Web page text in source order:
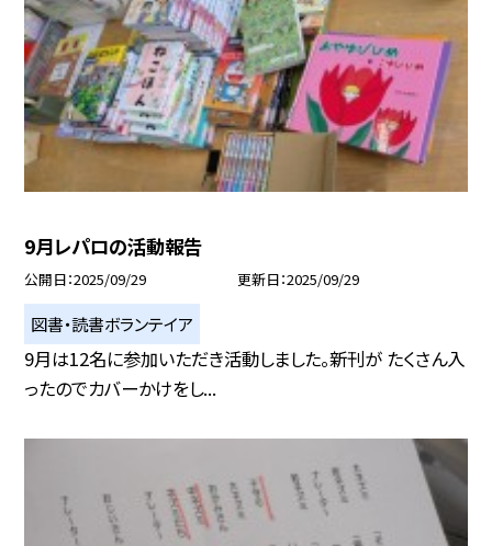
9月レパロの活動報告
公開日 2025/09/29 更新日 2025/09/29
図書・読書ボランテイア
9月は12名に参加いただき活動しました。新刊が たくさん入
ったのでカバーかけをし...